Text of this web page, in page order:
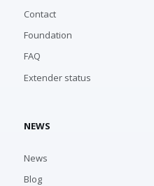
Contact
Foundation
FAQ
Extender status
NEWS
News
Blog